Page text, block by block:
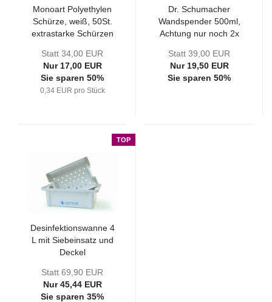
Monoart Polyethylen
Schürze, weiß, 50St.
extrastarke Schürzen
Statt 34,00 EUR
Nur 17,00 EUR
Sie sparen 50%
0,34 EUR pro Stück
Dr. Schumacher
Wandspender 500ml,
Achtung nur noch 2x
Statt 39,00 EUR
Nur 19,50 EUR
Sie sparen 50%
TOP
Desinfektionswanne 4
L mit Siebeinsatz und
Deckel
Statt 69,90 EUR
Nur 45,44 EUR
Sie sparen 35%